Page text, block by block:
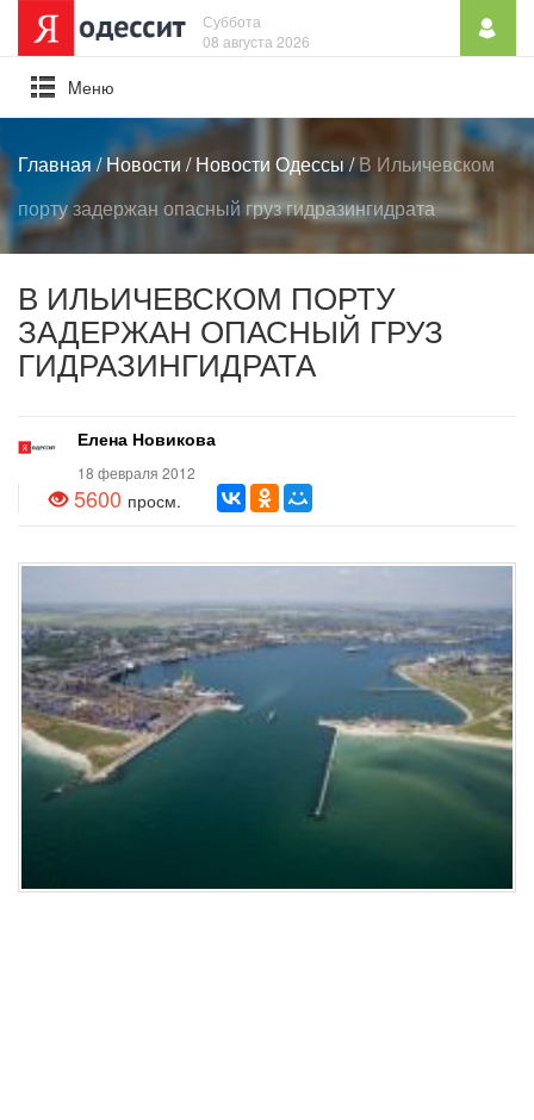
Суббота
08 августа 2026
Mеню
Главная/Новости /Новости Одессы/В Ильичевском
порту задержан опасный груз гидразингидрата
В ИЛЬИЧЕВСКОМ ПОРТУ
ЗАДЕРЖАН ОПАСНЫЙ ГРУЗ
ГИДРАЗИНГИДРАТА
Елена Новикова
18 февраля 2012
5600 просм.